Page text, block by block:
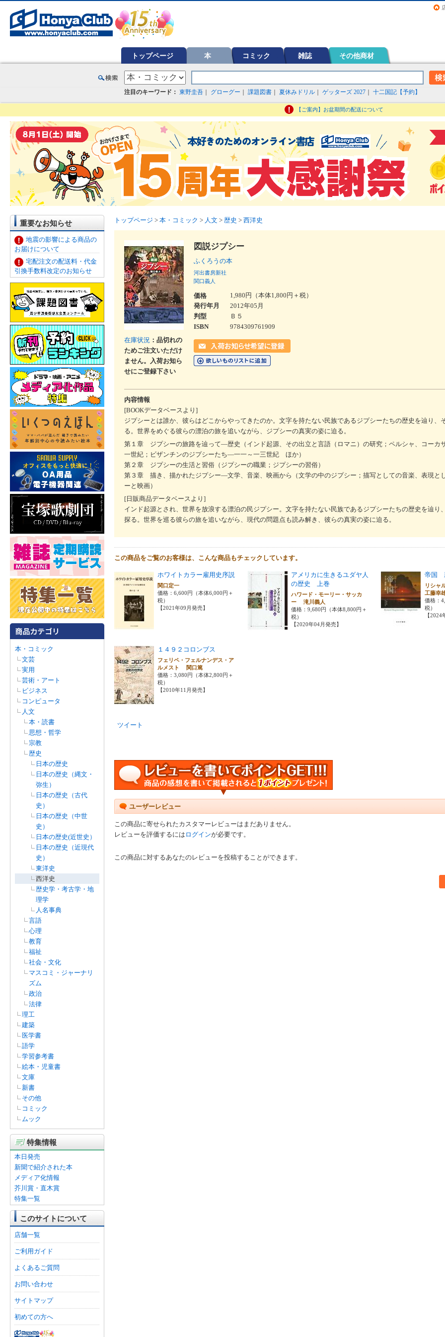
トップページ 本 コミック 雑誌 その他商材
注目のキーワード： 東野圭吾 グローグー 課題図書 夏休みドリル ゲッターズ 2027 十二国記【予約】
【ご案内】お盆期間の配送について
重要なお知らせ
地震の影響による商品の
お届けについて
宅配注文の配送料・代金
引換手数料改定のお知らせ
本・コミック
文芸
実用
芸術・アート
ビジネス
コンピュータ
人文
本・読書
思想・哲学
宗教
歴史
日本の歴史
日本の歴史（縄文・
弥生）
日本の歴史（古代
史）
日本の歴史（中世
史）
日本の歴史(近世史）
日本の歴史（近現代
史）
東洋史
西洋史
歴史学・考古学・地
理学
人名事典
言語
心理
教育
福祉
社会・文化
マスコミ・ジャーナリ
ズム
政治
法律
理工
建築
医学書
語学
学習参考書
絵本・児童書
文庫
新書
その他
コミック
ムック
特集情報
本日発売
新聞で紹介された本
メディア化情報
芥川賞・直木賞
特集一覧
このサイトについて
店舗一覧
ご利用ガイド
よくあるご質問
お問い合わせ
サイトマップ
初めての方へ
トップページ > 本・コミック > 人文 > 歴史 > 西洋史
在庫状況 ：品切れの
ためご注文いただけ
ません。入荷お知ら
せにご登録下さい
図説ジプシー
ふくろうの本
河出書房新社
関口義人
価格
1,980円（本体1,800円＋税）
発行年月
2012年05月
判型
Ｂ５
ISBN
9784309761909
内容情報
[BOOKデータベースより]
ジプシーとは誰か、彼らはどこからやってきたのか。文字を持たない民族であるジプシーたちの歴史を辿り、
る。世界をめぐる彼らの漂泊の旅を追いながら、ジプシーの真実の姿に迫る。
第１章 ジプシーの旅路を辿って―歴史（インド起源、その出立と言語（ロマニ）の研究；ペルシャ、コーカ
一世紀；ビザンチンのジプシーたち―一一～一三世紀 ほか）
第２章 ジプシーの生活と習俗（ジプシーの職業；ジプシーの習俗）
第３章 描き、描かれたジプシー―文学、音楽、映画から（文学の中のジプシー；描写としての音楽、表現と
ーと映画）
[日販商品データベースより]
インド起源とされ、世界を放浪する漂泊の民ジプシー。文字を持たない民族であるジプシーたちの歴史を辿り
探る。世界を巡る彼らの旅を追いながら、現代の問題点も読み解き、彼らの真実の姿に迫る。
この商品をご覧のお客様は、こんな商品もチェックしています。
ホワイトカラー雇用史序説
関口定一
価格：6,600円（本体6,000円＋
税）
【2021年09月発売】
アメリカに生きるユダヤ人
の歴史 上巻
ハワード・モーリー・サッカ
ー 滝川義人
価格：9,680円（本体8,800円＋
税）
【2020年04月発売】
帝国
リシャ
工藤幸
価格：
税）
【2024
１４９２コロンブス
フェリペ・フェルナンデス・ア
ルメスト 関口篤
価格：3,080円（本体2,800円＋
税）
【2010年11月発売】
ツイート
ユーザーレビュー
この商品に寄せられたカスタマーレビューはまだありません。
レビューを評価するには ログインが必要です。
この商品に対するあなたのレビューを投稿することができます。